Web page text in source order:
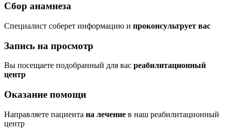
Сбор анамнеза
Cпециалист соберет информацию и проконсультрует вас
Запись на просмотр
Вы посещаете подобранный для вас реабилитационный
центр
Оказание помощи
Направляете пациента на лечение в наш реабилитационный
центр